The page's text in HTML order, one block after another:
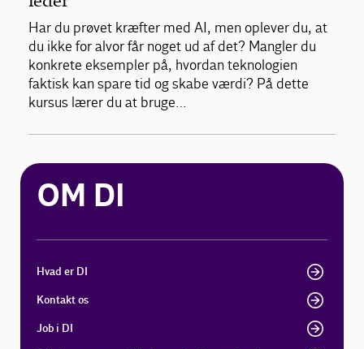
Har du prøvet kræfter med AI, men oplever du, at
du ikke for alvor får noget ud af det? Mangler du
konkrete eksempler på, hvordan teknologien
faktisk kan spare tid og skabe værdi? På dette
kursus lærer du at bruge…
OM DI
Hvad er DI
Kontakt os
Job i DI